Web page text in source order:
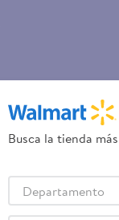
Busca la tienda
Departamento